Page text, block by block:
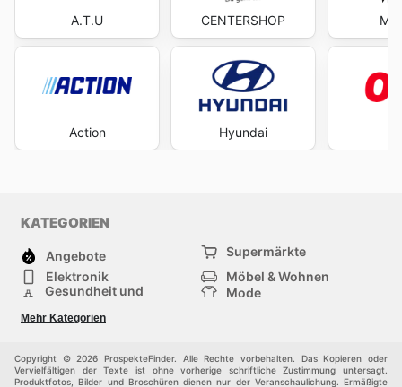
A.T.U
Action
CENTERSHOP
Hyundai
KATEGORIEN
Angebote
Supermärkte
Elektronik
Möbel & Wohnen
Gesundheit und
Mode
Sportartikel und
Sportbekleidung
Einkaufzentren
Andere
Mehr Kategorien
Copyright © 2026 ProspekteFinder. Alle Rechte vorbehalten. Das Kopieren oder
Vervielfältigen der Texte ist ohne vorherige schriftliche Zustimmung untersagt.
Produktfotos, Bilder und Broschüren dienen nur der Veranschaulichung. Ermäßigte